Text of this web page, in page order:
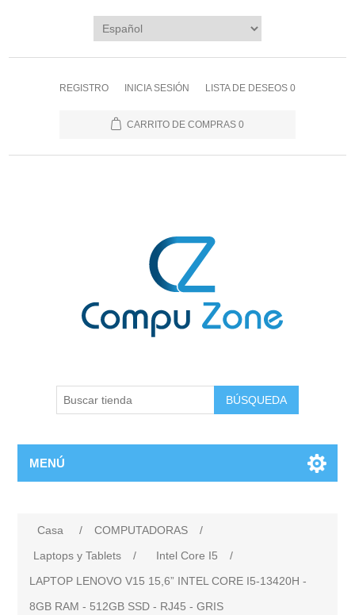
REGISTRO INICIA SESIÓN LISTA DE DESEOS 0
CARRITO DE COMPRAS 0
BÚSQUEDA
MENÚ
Casa / COMPUTADORAS
/
Laptops y Tablets
/ Intel Core I5
/
LAPTOP LENOVO V15 15,6” INTEL CORE I5-13420H -
8GB RAM - 512GB SSD - RJ45 - GRIS